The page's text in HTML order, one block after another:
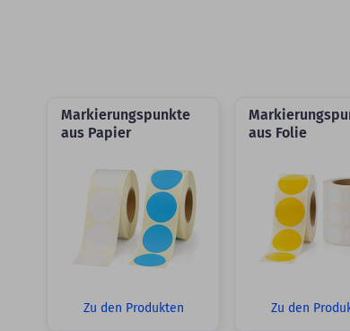
Markierungspunkte
aus Papier
Zu den Produkten
aus Folie
Zu den